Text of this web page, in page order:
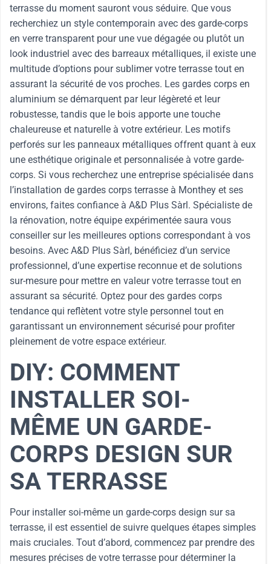
terrasse du moment sauront vous séduire. Que vous
recherchiez un style contemporain avec des garde-corps
en verre transparent pour une vue dégagée ou plutôt un
look industriel avec des barreaux métalliques, il existe une
multitude d’options pour sublimer votre terrasse tout en
assurant la sécurité de vos proches. Les gardes corps en
aluminium se démarquent par leur légèreté et leur
robustesse, tandis que le bois apporte une touche
chaleureuse et naturelle à votre extérieur. Les motifs
perforés sur les panneaux métalliques offrent quant à eux
une esthétique originale et personnalisée à votre garde-
corps. Si vous recherchez une entreprise spécialisée dans
l’installation de gardes corps terrasse à Monthey et ses
environs, faites confiance à A&D Plus Sàrl. Spécialiste de
la rénovation, notre équipe expérimentée saura vous
conseiller sur les meilleures options correspondant à vos
besoins. Avec A&D Plus Sàrl, bénéficiez d’un service
professionnel, d’une expertise reconnue et de solutions
sur-mesure pour mettre en valeur votre terrasse tout en
assurant sa sécurité. Optez pour des gardes corps
tendance qui reflètent votre style personnel tout en
garantissant un environnement sécurisé pour profiter
pleinement de votre espace extérieur.
DIY: COMMENT
INSTALLER SOI-
MÊME UN GARDE-
CORPS DESIGN SUR
SA TERRASSE
Pour installer soi-même un garde-corps design sur sa
terrasse, il est essentiel de suivre quelques étapes simples
mais cruciales. Tout d’abord, commencez par prendre des
mesures précises de votre terrasse pour déterminer la